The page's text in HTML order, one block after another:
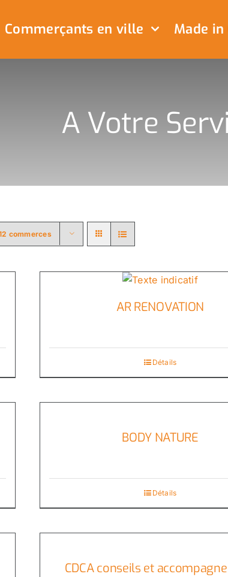
Commerçants en ville Made in
A Votre
commerces
AR RENOVATION
Détails
BODY NATURE
Détails
CDCA conseils et